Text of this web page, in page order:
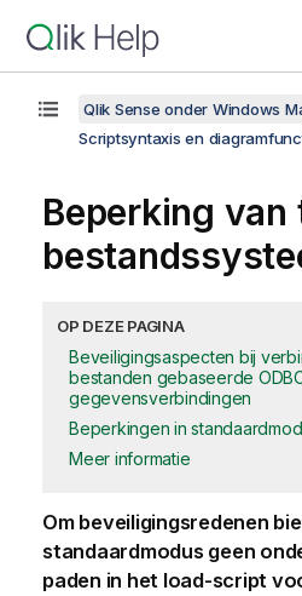
Qlik Sense onder Windows
Scriptsyntaxis en
Beperking
OP DEZE PAGINA
Beveiligingsaspecten bij
bestanden gebaseerde
gegevensverbindingen
Beperkingen in
Meer informatie
Om beveiligingsredenen
standaardmodus geen
paden in het load-script